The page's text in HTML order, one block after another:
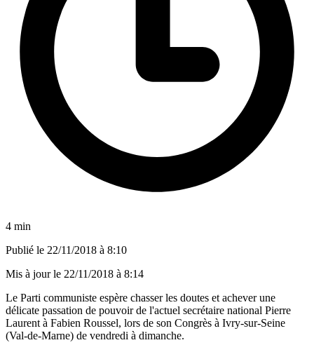
4 min
Publié le 22/11/2018 à 8:10
Mis à jour le 22/11/2018 à 8:14
Le Parti communiste espère chasser les doutes et achever une
délicate passation de pouvoir de l'actuel secrétaire national Pierre
Laurent à Fabien Roussel, lors de son Congrès à Ivry-sur-Seine
(Val-de-Marne) de vendredi à dimanche.